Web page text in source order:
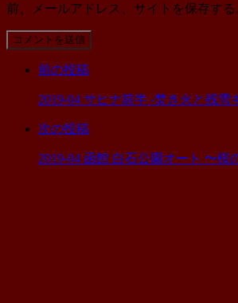
前、メールアドレス、サイトを保存する
メ
す
前の投稿
2019-04 サヒナ前半 -焚き火と残雪
次の投稿
2019-04 函館 白石公園オート 〜桜